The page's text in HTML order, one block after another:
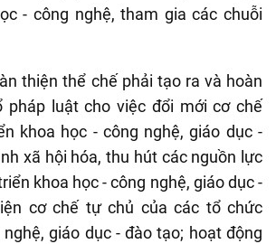
- công nghệ, tham gia các chuỗi
thiện thể chế phải tạo ra và hoàn
pháp luật cho việc đổi mới cơ chế
khoa học - công nghệ, giáo dục -
xã hội hóa, thu hút các nguồn lực
khoa học - công nghệ, giáo dục -
cơ chế tự chủ của các tổ chức
giáo dục - đào tạo; hoạt động